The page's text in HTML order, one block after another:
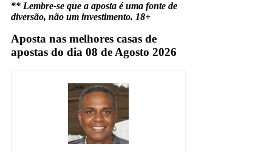
** Lembre-se que a aposta é uma fonte de
diversão, não um investimento. 18+
Aposta nas melhores casas de
apostas do dia 08 de Agosto 2026